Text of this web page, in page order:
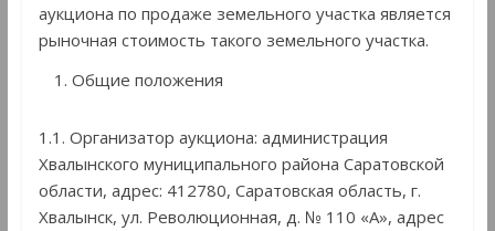
аукциона по продаже земельного участка является
рыночная стоимость такого земельного участка.
Общие положения
1.1. Организатор аукциона: администрация
Хвалынского муниципального района Саратовской
области, адрес: 412780, Саратовская область, г.
Хвалынск, ул. Революционная, д. № 110 «А», адрес